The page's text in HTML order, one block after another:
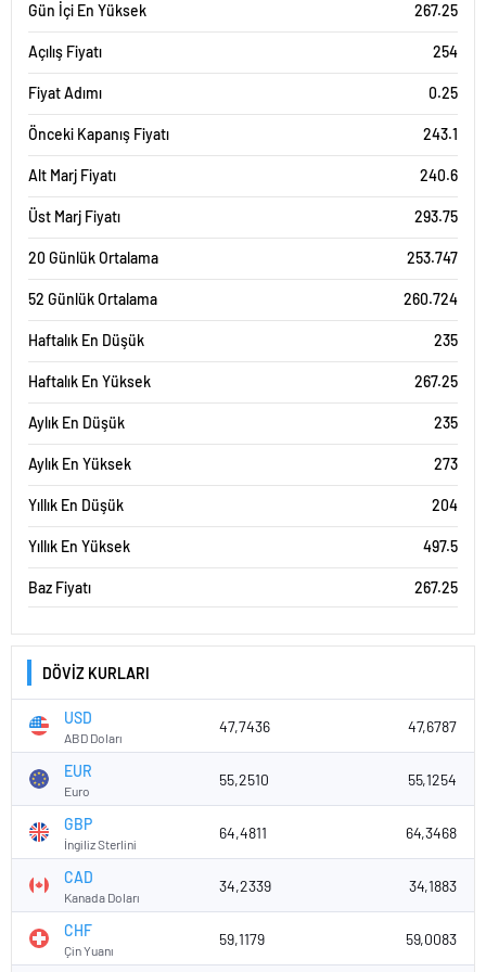
Gün İçi En Yüksek 267.25
Açılış Fiyatı 254
Fiyat Adımı 0.25
Önceki Kapanış Fiyatı 243.1
Alt Marj Fiyatı 240.6
Üst Marj Fiyatı 293.75
20 Günlük Ortalama 253.747
52 Günlük Ortalama 260.724
Haftalık En Düşük 235
Haftalık En Yüksek 267.25
Aylık En Düşük 235
Aylık En Yüksek 273
Yıllık En Düşük 204
Yıllık En Yüksek 497.5
Baz Fiyatı 267.25
DÖVİZ KURLARI
USD
ABD Doları
47,7436 47,6787
EUR
Euro
55,2510 55,1254
GBP
İngiliz Sterlini
64,4811 64,3468
CAD
Kanada Doları
34,2339 34,1883
CHF
Çin Yuanı
59,1179 59,0083